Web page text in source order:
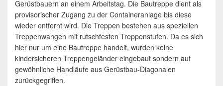
Gerüstbauern an einem Arbeitstag. Die Bautreppe dient als
provisorischer Zugang zu der Containeranlage bis diese
wieder entfernt wird. Die Treppen bestehen aus speziellen
Treppenwangen mit rutschfesten Treppenstufen. Da es sich
hier nur um eine Bautreppe handelt, wurden keine
kindersicheren Treppengeländer eingebaut sondern auf
gewöhnliche Handläufe aus Gerüstbau-Diagonalen
zurückgegriffen.